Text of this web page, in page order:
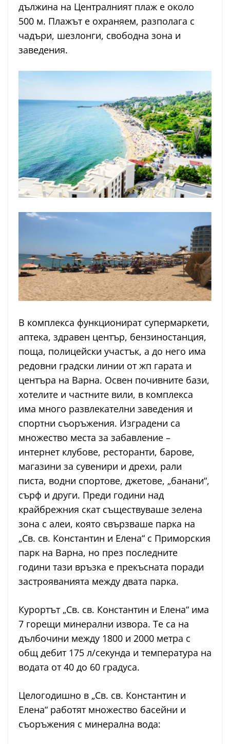
дължина на Централният плаж е около
500 м. Плажът е охраняем, разполага с
чадъри, шезлонги, свободна зона и
заведения.
В комплекса функционират супермаркети,
аптека, здравен център, бензиностанция,
поща, полицейски участък, а до него има
редовни градски линии от жп гарата и
центъра на Варна. Освен почивните бази,
хотелите и частните вили, в комплекса
има много развлекателни заведения и
спортни съоръжения. Изградени са
множество места за забавление –
интернет клубове, ресторанти, барове,
магазини за сувенири и дрехи, рали
писта, водни спортове, джетове, „банани“,
сърф и други. Преди години над
крайбрежния скат съществуваше зелена
зона с алеи, която свързваше парка на
„Св. св. Константин и Елена“ с Приморския
парк на Варна, но през последните
години тази връзка е прекъсната поради
застрояванията между двата парка.
Курортът „Св. св. Константин и Елена“ има
7 горещи минерални извора. Те са на
дълбочини между 1800 и 2000 метра с
общ дебит 175 л/секунда и температура на
водата от 40 до 60 градуса.
Целогодишно в „Св. св. Константин и
Елена“ работят множество басейни и
съоръжения с минерална вода: